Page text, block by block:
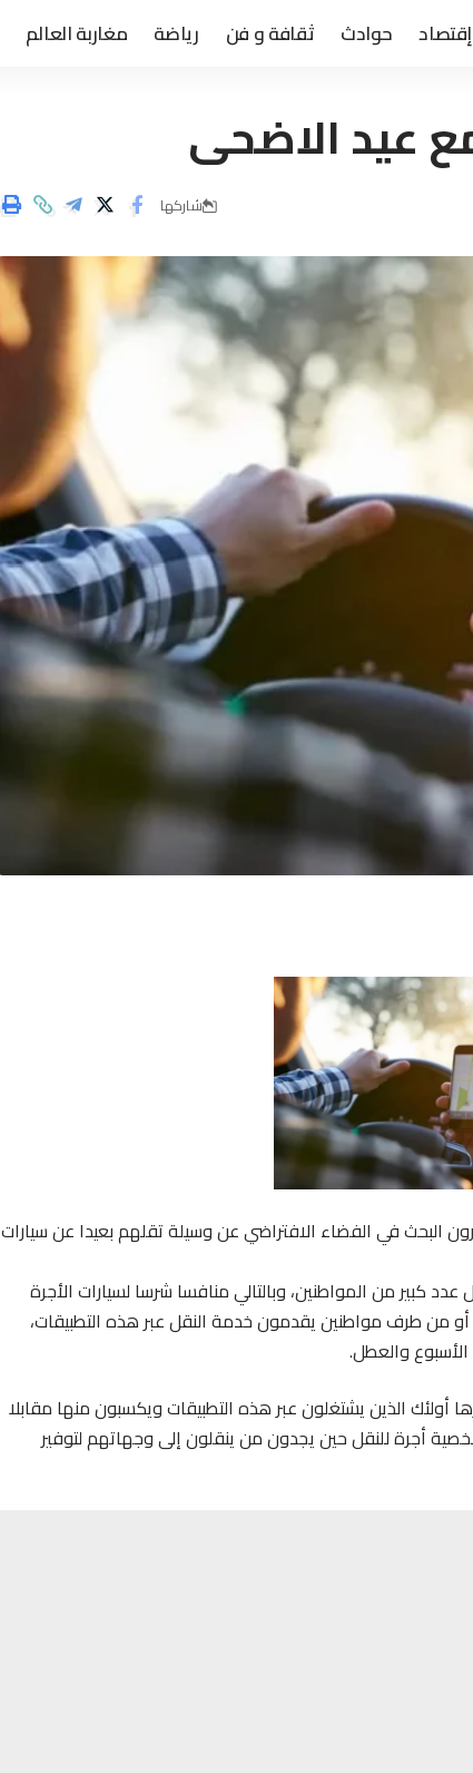
إقتصاد حوادث ثقافة و فن رياضة مغاربة العالم
عيد الاضحى
شاركها
البحث في الفضاء الافتراضي عن وسيلة تقلهم بعيدا عن سيارات
كبير من المواطنين، وبالتالي منافسا شرسا لسيارات الأجرة
أو من طرف مواطنين يقدمون خدمة النقل عبر هذه التطبيقات،
والعطل.
الذين يشتغلون عبر هذه التطبيقات ويكسبون منها مقابلا
أجرة للنقل حين يجدون من ينقلون إلى وجهاتهم لتوفير